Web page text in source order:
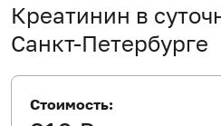
Креатинин в
Санкт-Петербурге
Стоимость: